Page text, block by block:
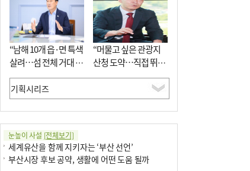
“남해 10개 읍·면 특색
살려…섬 전체 거대 정
원으로 조성”
“머물고 싶은 관광지
산청 도약…직접 뛰며
‘돈 버는 군수’ 될 것”
눈높이 사설 [전체보기]
세계유산을 함께 지키자는 ‘부산 선언’
부산시장 후보 공약, 생활에 어떤 도움 될까